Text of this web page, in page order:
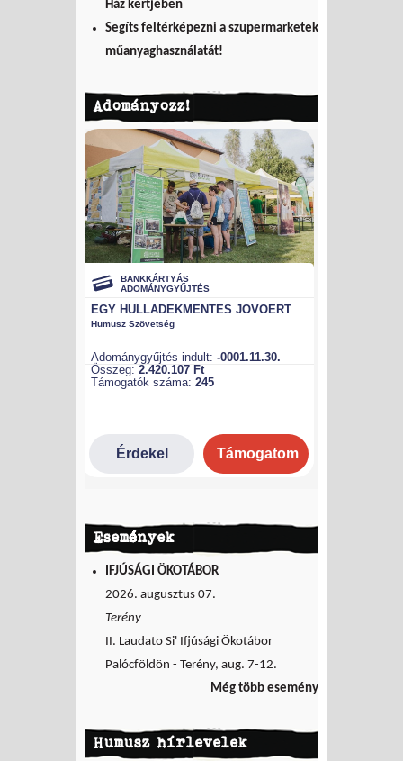
Ház kertjében
Segíts feltérképezni a szupermarketek
műanyaghasználatát!
Adományozz!
Események
IFJÚSÁGI ÖKOTÁBOR
2026. augusztus 07.
Terény
II. Laudato Si' Ifjúsági Ökotábor
Palócföldön - Terény, aug. 7-12.
Még több esemény
Humusz hírlevelek